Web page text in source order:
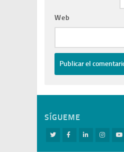
Web
SÍGUEME